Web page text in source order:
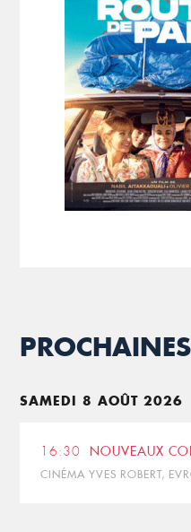
SAMEDI 8 AOÛT 2026
16:30 NOUVEAUX
CINÉMA YVES ROBERT,